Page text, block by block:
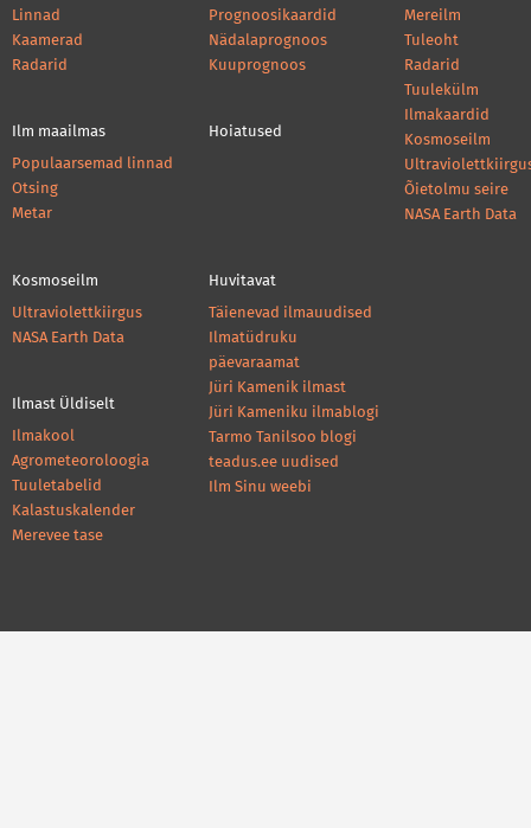
Linnad
Kaamerad
Radarid
Ilm maailmas
Populaarsemad linnad
Otsing
Metar
Prognoosikaardid
Nädalaprognoos
Kuuprognoos
Hoiatused
Mereilm
Tuleoht
Radarid
Tuulekülm
Ilmakaardid
Kosmoseilm
Õietolmu seire
NASA Earth Data
Kosmoseilm
Ultraviolettkiirgus
NASA Earth Data
Ilmast Üldiselt
Ilmakool
Agrometeoroloogia
Tuuletabelid
Kalastuskalender
Merevee tase
Huvitavat
Täienevad ilmauudised
Ilmatüdruku
päevaraamat
Jüri Kamenik ilmast
Jüri Kameniku ilmablogi
Tarmo Tanilsoo blogi
teadus.ee uudised
Ilm Sinu weebi